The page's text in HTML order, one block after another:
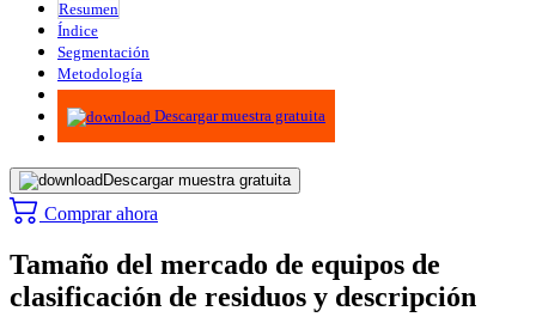
Resumen
Índice
Segmentación
Metodología
Infografías
Descargar muestra gratuita
Descargar muestra gratuita
Comprar ahora
Tamaño del mercado de equipos de
clasificación de residuos y descripción